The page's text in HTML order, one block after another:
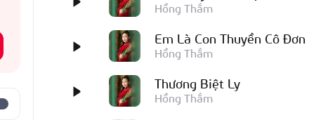
Hồng Thắm
Em Là Con Thuyền Cô Đơn
Hồng Thắm
Thương Biệt Ly
Hồng Thắm